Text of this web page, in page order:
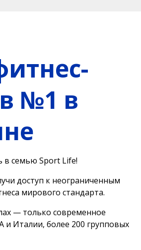
№1 в
в семью Sport Life!
доступ к неограниченным
мирового стандарта.
— только современное
Италии, более 200 групповых